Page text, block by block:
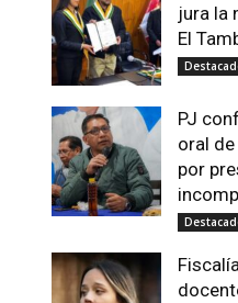
jura la
El
PJ
oral
por